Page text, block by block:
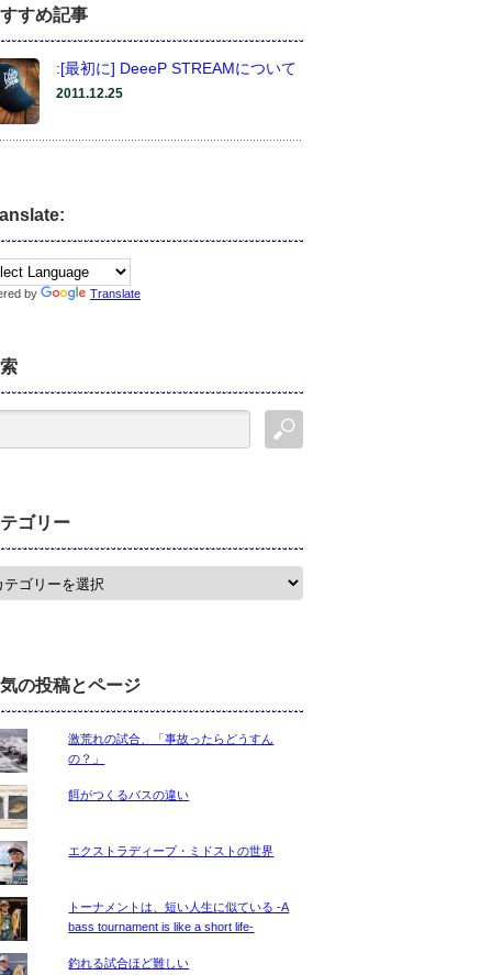
すめ記事
:[最初に] DeeeP STREAMについて
2011.12.25
by Translate
ゴリー
の投稿とページ
激荒れの試合、「事故ったらどうすん
の？」
餌がつくるバスの違い
エクストラディープ・ミドストの世界
トーナメントは、短い人生に似ている -A
bass tournament is like a short life-
釣れる試合ほど難しい